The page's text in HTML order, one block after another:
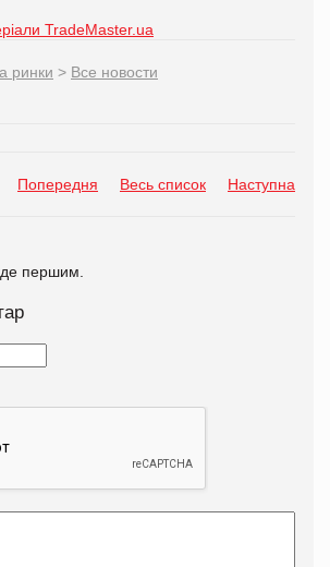
TradeMaster.ua
ринки > Все новости
Попередня Весь список Наступна
першим.